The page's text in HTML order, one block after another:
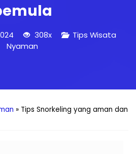
308x
Tips Wisata
Nyaman
» Tips Snorkeling yang aman dan